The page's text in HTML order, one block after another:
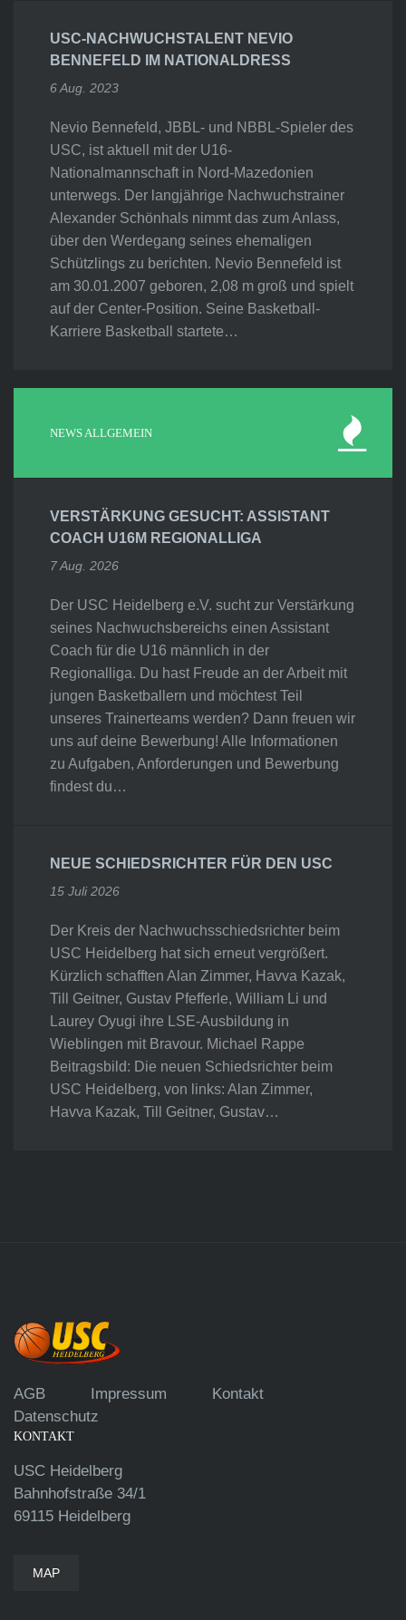
USC-NACHWUCHSTALENT NEVIO
BENNEFELD IM NATIONALDRESS
6 Aug. 2023
Nevio Bennefeld, JBBL- und NBBL-Spieler des
USC, ist aktuell mit der U16-
Nationalmannschaft in Nord-Mazedonien
unterwegs. Der langjährige Nachwuchstrainer
Alexander Schönhals nimmt das zum Anlass,
über den Werdegang seines ehemaligen
Schützlings zu berichten. Nevio Bennefeld ist
am 30.01.2007 geboren, 2,08 m groß und spielt
auf der Center-Position. Seine Basketball-
Karriere Basketball startete…
NEWS ALLGEMEIN
VERSTÄRKUNG GESUCHT: ASSISTANT
COACH U16M REGIONALLIGA
7 Aug. 2026
Der USC Heidelberg e.V. sucht zur Verstärkung
seines Nachwuchsbereichs einen Assistant
Coach für die U16 männlich in der
Regionalliga. Du hast Freude an der Arbeit mit
jungen Basketballern und möchtest Teil
unseres Trainerteams werden? Dann freuen wir
uns auf deine Bewerbung! Alle Informationen
zu Aufgaben, Anforderungen und Bewerbung
findest du…
NEUE SCHIEDSRICHTER FÜR DEN USC
15 Juli 2026
Der Kreis der Nachwuchsschiedsrichter beim
USC Heidelberg hat sich erneut vergrößert.
Kürzlich schafften Alan Zimmer, Havva Kazak,
Till Geitner, Gustav Pfefferle, William Li und
Laurey Oyugi ihre LSE-Ausbildung in
Wieblingen mit Bravour. Michael Rappe
Beitragsbild: Die neuen Schiedsrichter beim
USC Heidelberg, von links: Alan Zimmer,
Havva Kazak, Till Geitner, Gustav…
AGB Impressum
Kontakt
Datenschutz
KONTAKT
USC Heidelberg
Bahnhofstraße 34/1
69115 Heidelberg
MAP